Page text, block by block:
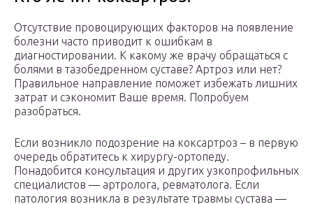
Отсутствие провоцирующих факторов на появление
болезни часто приводит к ошибкам в
диагностировании. К какому же врачу обращаться с
болями в тазобедренном суставе? Артроз или нет?
Правильное направление поможет избежать лишних
затрат и сэкономит Ваше время. Попробуем
разобраться.
Если возникло подозрение на коксартроз – в первую
очередь обратитесь к хирургу-ортопеду.
Понадобится консультация и других узкопрофильных
специалистов — артролога, ревматолога. Если
патология возникла в результате травмы сустава —